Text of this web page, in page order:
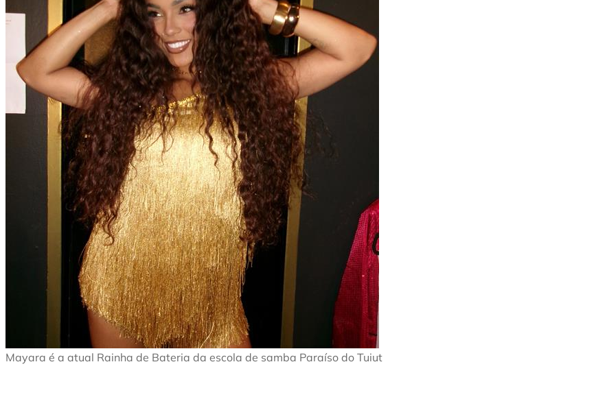
Mayara é a atual Rainha de Bateria da escola de samba Paraíso do Tuiut